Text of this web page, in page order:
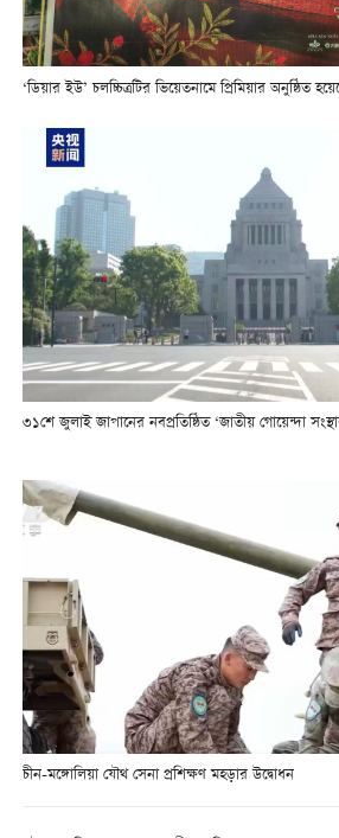
‘ডিয়ার ইউ’ চলচ্চিত্রটির ভিয়েতনামে প্রিমিয়ার অনুষ্ঠিত
৩১শে জুলাই জাপানের নবপ্রতিষ্ঠিত ‘জাতীয় গোয়েন্দা
চীন-মঙ্গোলিয়া যৌথ সেনা প্রশিক্ষণ মহড়ার উদ্বোধন